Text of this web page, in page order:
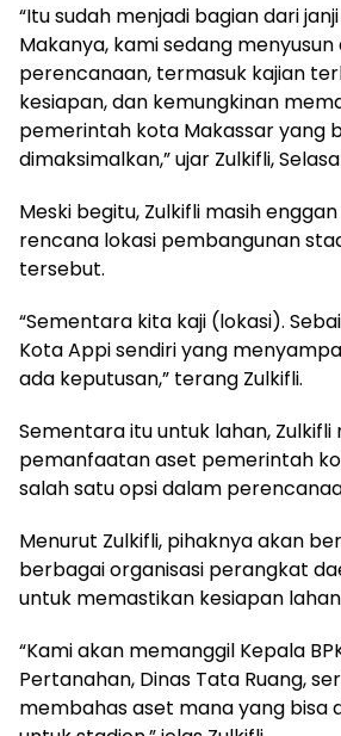
“Itu sudah menjadi bagian dari
Makanya, kami sedang
perencanaan, termasuk kajian
kesiapan, dan kemungkinan
pemerintah kota Makassar yang
dimaksimalkan,” ujar Zulkifli,
Meski begitu, Zulkifli masih
rencana lokasi pembangunan
tersebut.
“Sementara kita kaji (lokasi).
Kota Appi sendiri yang
ada keputusan,” terang Zulkifli.
Sementara itu untuk lahan, Zulkifli
pemanfaatan aset pemerintah
salah satu opsi dalam
Menurut Zulkifli, pihaknya akan
berbagai organisasi perangkat
untuk memastikan kesiapan
“Kami akan memanggil Kepala
Pertanahan, Dinas Tata Ruang,
membahas aset mana yang bisa